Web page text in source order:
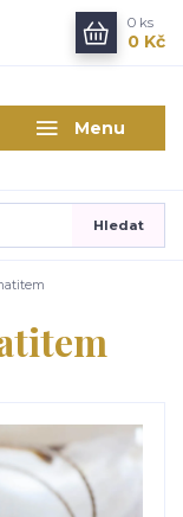
Menu
Hledat
0 ks
0 Kč